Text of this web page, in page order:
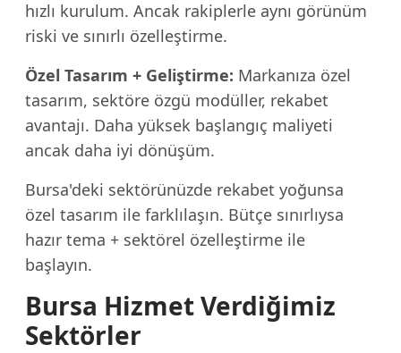
hızlı kurulum. Ancak rakiplerle aynı görünüm
riski ve sınırlı özelleştirme.
Özel Tasarım + Geliştirme: Markanıza özel
tasarım, sektöre özgü modüller, rekabet
avantajı. Daha yüksek başlangıç maliyeti
ancak daha iyi dönüşüm.
Bursa'deki sektörünüzde rekabet yoğunsa
özel tasarım ile farklılaşın. Bütçe sınırlıysa
hazır tema + sektörel özelleştirme ile
başlayın.
Bursa Hizmet Verdiğimiz
Sektörler